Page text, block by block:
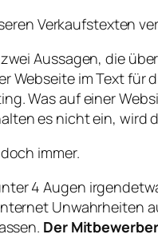
Verkaufstexten
Aussagen, die
Webseite im Text für
Was auf einer
es nicht ein, wird
immer.
4 Augen
Unwahrheiten
Der